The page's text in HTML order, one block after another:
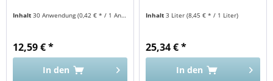
Inhalt30 Anwendung(0,42 € * / 1 Anwendung)
12,59 € *
In den
Inhalt3 Liter(8,45 € * / 1 Liter)
25,34 € *
In den